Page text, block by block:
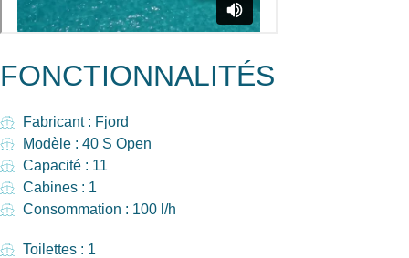
FONCTIONNALITÉS
Fabricant : Fjord
Modèle : 40 S Open
Capacité : 11
Cabines : 1
Consommation : 100 l/h
Toilettes : 1